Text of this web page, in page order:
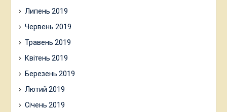
Липень 2019
Червень 2019
Травень 2019
Квітень 2019
Березень 2019
Лютий 2019
Січень 2019